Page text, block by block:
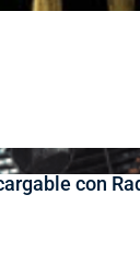
con